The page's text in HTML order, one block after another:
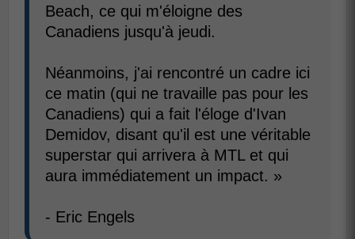
Beach, ce qui m'éloigne des
Canadiens jusqu'à jeudi.
Néanmoins, j'ai rencontré un cadre ici
ce matin (qui ne travaille pas pour les
Canadiens) qui a fait l'éloge d'Ivan
Demidov, disant qu'il est une véritable
superstar qui arrivera à MTL et qui
aura immédiatement un impact. »
- Eric Engels